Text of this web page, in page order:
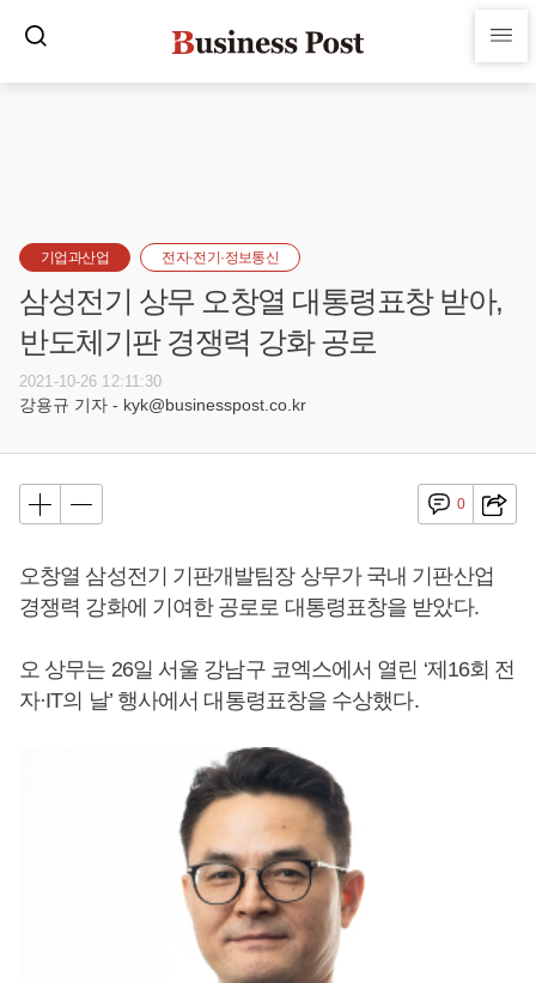
기업과산업 전자·전기·정보통신
삼성전기 상무 오창열 대통령표창 받아,
반도체기판 경쟁력 강화 공로
2021-10-26 12:11:30
강용규 기자 - kyk@businesspost.co.kr
0
오창열 삼성전기 기판개발팀장 상무가 국내 기판산업
경쟁력 강화에 기여한 공로로 대통령표창을 받았다.
오 상무는 26일 서울 강남구 코엑스에서 열린 ‘제16회 전
자·IT의 날’ 행사에서 대통령표창을 수상했다.